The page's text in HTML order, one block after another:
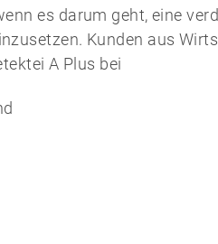
es darum geht, eine
Kunden aus
A Plus bei